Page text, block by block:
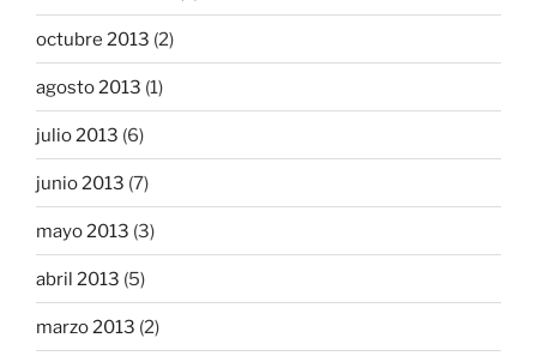
octubre 2013 (2)
agosto 2013 (1)
julio 2013 (6)
junio 2013 (7)
mayo 2013 (3)
abril 2013 (5)
marzo 2013 (2)